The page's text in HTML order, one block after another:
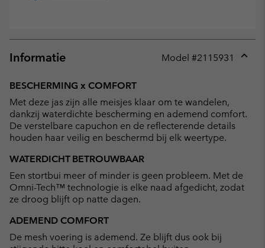
Informatie Model #2115931
BESCHERMING x COMFORT
Met deze jas zijn alle meisjes klaar om te wandelen,
dankzij waterdichte bescherming en ademend comfort.
De verstelbare capuchon en de reflecterende details
houden haar veilig en beschermd bij elk weertype.
WATERDICHT BETROUWBAAR
Een stortbui meer of minder is geen probleem. Met de
Omni-Tech™ technologie is elke naad afgedicht, zodat
ze droog blijft op natte dagen.
ADEMEND COMFORT
De mesh voering is ademend. Ze blijft dus ook bij